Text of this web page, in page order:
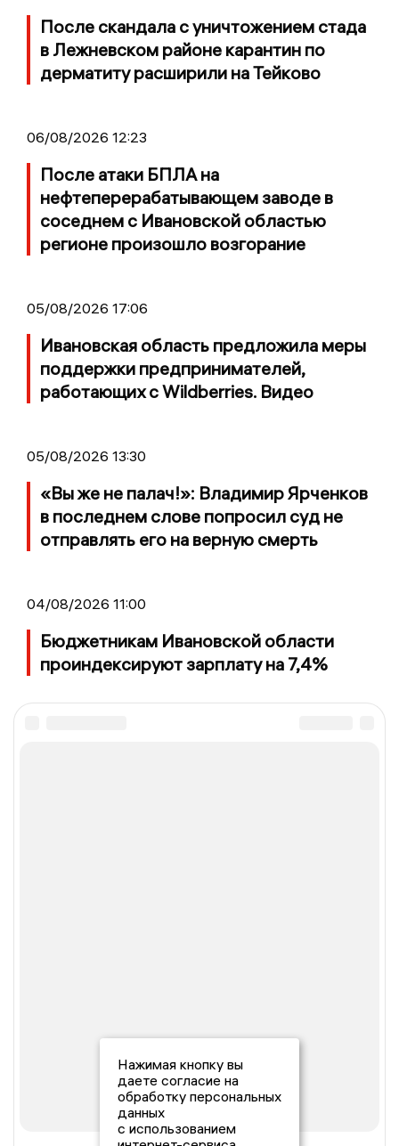
После скандала с уничтожением стада
в Лежневском районе карантин по
дерматиту расширили на Тейково
06/08/2026 12:23
После атаки БПЛА на
нефтеперерабатывающем заводе в
соседнем с Ивановской областью
регионе произошло возгорание
05/08/2026 17:06
Ивановская область предложила меры
поддержки предпринимателей,
работающих с Wildberries. Видео
05/08/2026 13:30
«Вы же не палач!»: Владимир Ярченков
в последнем слове попросил суд не
отправлять его на верную смерть
04/08/2026 11:00
Бюджетникам Ивановской области
проиндексируют зарплату на 7,4%
Нажимая кнопку вы
даете согласие на
обработку персональных
данных
с использованием